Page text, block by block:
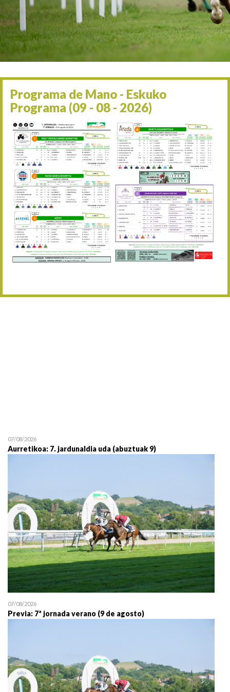
06/09 17:30 Irailaren 6a / 6 de
13/09 17:30 Irailaren 13a / 13 de
30/09 11:30 Irailaren 30a / 30 de
11/06 11:30
05/07 11:30 Uztailaren 5a / 5 de julio
12/07 11:30 Uztailaren 12a / 12 de
19/07 11:30 Uztailaren 19a / 19 de
25/07 11:30 Uztailaren 25a / 25 de
02/08 17:30 Abuztuaren 2a / 2 de
09/08 17:30 Abuztuaren 9a / 9 de
12/08 12:24 Abuztaren 12a / 12 de
15/08 17:05 Abuztuaren 15a / 15 de
30/08 17:30 Abuztuaren 30a / 30 de
19/07 11:30 Uztailaren 19a / 19 de
Programa de Mano - Eskuko
Programa (09 - 08 - 2026)
07/08/2026
Aurretikoa: 7. jardunaldia uda (abuztuak 9)
07/08/2026
Previa: 7ª jornada verano (9 de agosto)